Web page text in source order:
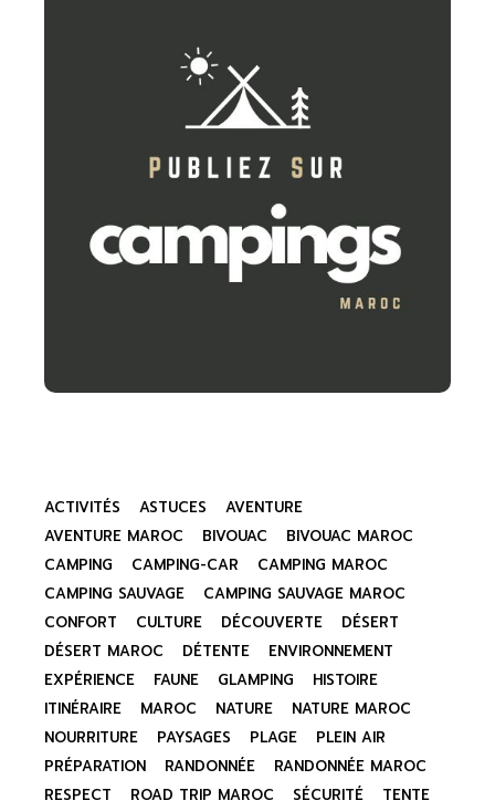
ACTIVITÉS ASTUCES
AVENTURE
AVENTURE MAROC
BIVOUAC
BIVOUAC MAROC
CAMPING
CAMPING-CAR
CAMPING MAROC
CAMPING SAUVAGE
CAMPING SAUVAGE MAROC
CONFORT
CULTURE DÉCOUVERTE
DÉSERT
DÉSERT MAROC
DÉTENTE
ENVIRONNEMENT
EXPÉRIENCE
FAUNE GLAMPING
HISTOIRE
ITINÉRAIRE
MAROC NATURE
NATURE MAROC
NOURRITURE
PAYSAGES PLAGE
PLEIN AIR
PRÉPARATION
RANDONNÉE
RANDONNÉE MAROC
RESPECT
ROAD TRIP MAROC SÉCURITÉ
TENTE